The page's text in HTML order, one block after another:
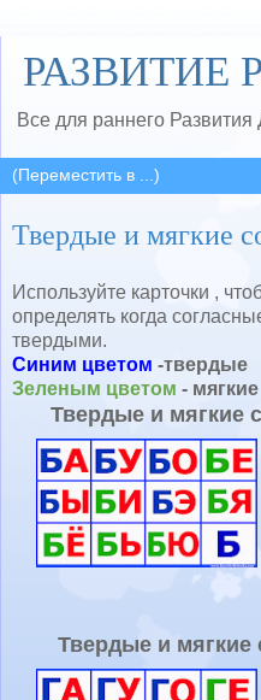
РАЗВИТИЕ
Все для раннего Развития
Твердые и мягкие
Используйте карточки ,
определять когда
твердыми.
Синим цветом -твердые
Зеленым цветом - мягкие
Твердые и мягкие
Твердые и мягкие